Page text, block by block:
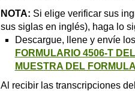
NOTA: Si elige verificar sus
sus siglas en inglés), haga lo
Descargue, llene y envíe
FORMULARIO 4506-T
MUESTRA DEL
Al recibir las transcripciones